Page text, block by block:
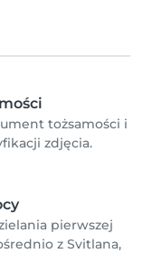
tożsamości i
zdjęcia.
pierwszej
z Svitlana,